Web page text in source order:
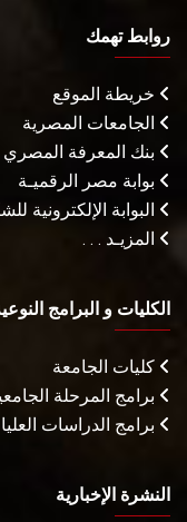
روابط تهمك
خريطة الموقع
الجامعات المصرية
بنك المعرفة المصري
بوابة مصر الرقميـة
البوابة الإلكترونية
المزيـد . . .
الكليات و البرامج
كليات الجامعة
برامج المرحلة
برامج الدراسات العليا
النشرة الإخبارية